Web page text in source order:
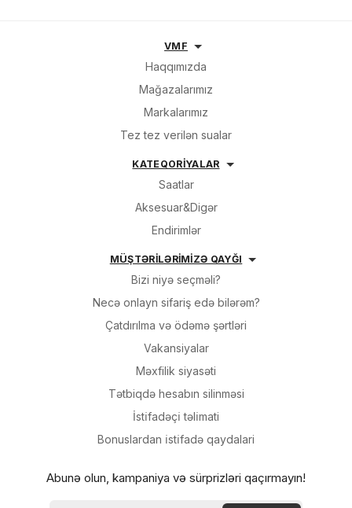
VMF
Haqqımızda
Mağazalarımız
Markalarımız
Tez tez verilən sualar
KATEQORİYALAR
Saatlar
Aksesuar&Digər
Endirimlər
MÜŞTƏRİLƏRİMİZƏ QAYĞI
Bizi niyə seçməli?
Necə onlayn sifariş edə bilərəm?
Çatdırılma və ödəmə şərtləri
Vakansiyalar
Məxfilik siyasəti
Tətbiqdə hesabın silinməsi
İsti̇fadəçi̇ təli̇mati
Bonuslardan i̇sti̇fadə qaydalari
Abunə olun, kampaniya və sürprizləri qaçırmayın!